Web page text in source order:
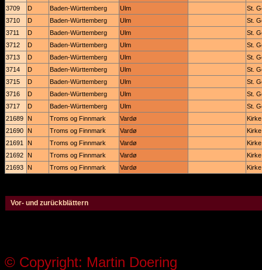
3709
D Baden-Württemberg Ulm
St.
3710
D Baden-Württemberg Ulm
St.
3711
D Baden-Württemberg Ulm
St.
3712
D Baden-Württemberg Ulm
St.
3713
D Baden-Württemberg Ulm
St.
3714
D Baden-Württemberg Ulm
St.
3715
D Baden-Württemberg Ulm
St.
3716
D Baden-Württemberg Ulm
St.
3717
D Baden-Württemberg Ulm
St.
21689 N Troms og Finnmark Vardø
Kirke
21690 N Troms og Finnmark Vardø
Kirke
21691
N Troms og Finnmark Vardø
Kirke
21692 N Troms og Finnmark Vardø
Kirke
21693 N Troms og Finnmark Vardø Kirke
Vor- und zurückblättern
© Copyright: Martin Doering